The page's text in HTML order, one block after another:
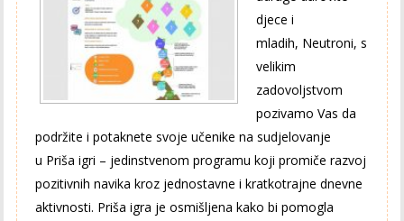
djece i
mladih, Neutroni, s
velikim
zadovoljstvom
pozivamo Vas da
podržite i potaknete svoje učenike na sudjelovanje
u Priša igri – jedinstvenom programu koji promiče razvoj
pozitivnih navika kroz jednostavne i kratkotrajne dnevne
aktivnosti. Priša igra je osmišljena kako bi pomogla